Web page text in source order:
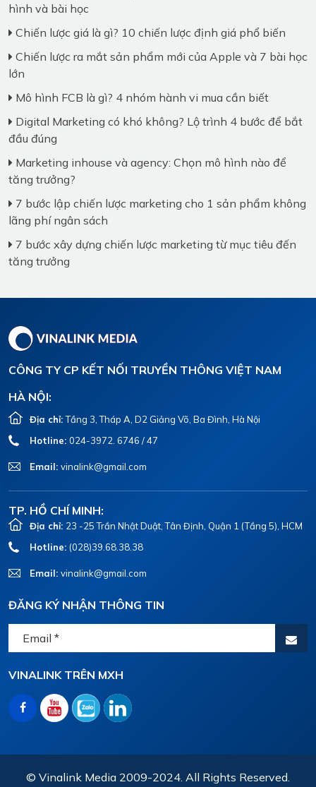
hình và bài học
Chiến lược giá là gì? 10 chiến lược định giá phổ biến
Chiến lược ra mắt sản phẩm mới của Apple và 7 bài học
lớn
Mô hình FCB là gì? 4 nhóm hành vi mua cần biết
Digital Marketing có khó không? Lộ trình 4 bước để bắt
đầu đúng
Marketing inhouse và agency: Chọn mô hình nào để
tăng trưởng?
7 bước lập chiến lược marketing cho 1 sản phẩm không
lãng phí ngân sách
7 bước xây dựng chiến lược marketing từ mục tiêu đến
tăng trưởng
CÔNG TY CP KẾT NỐI TRUYỀN THÔNG VIỆT NAM
HÀ NỘI:
Địa chỉ:Tầng 3, Tháp A, D2 Giảng Võ, Ba Đình, Hà Nội
Hotline: 024-3972. 6746 / 47
Email: vinalink@gmail.com
TP. HỒ CHÍ MINH:
Địa chỉ: 23 -25 Trần Nhật Duật, Tân Định, Quận 1 (Tầng 5), HCM
Hotline: (028)39.68.38.38
Email: vinalink@gmail.com
ĐĂNG KÝ NHẬN THÔNG TIN
VINALINK TRÊN MXH
© Vinalink Media 2009-2024. All Rights Reserved.